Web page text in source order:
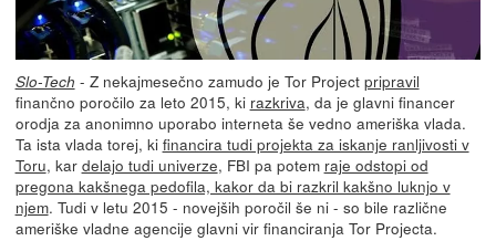
Slo-Tech - Z nekajmesečno zamudo je Tor Project pripravil
finančno poročilo za leto 2015, ki razkriva, da je glavni financer
orodja za anonimno uporabo interneta še vedno ameriška vlada.
Ta ista vlada torej, ki financira tudi projekta za iskanje ranljivosti v
Toru, kar delajo tudi univerze, FBI pa potem raje odstopi od
pregona kakšnega pedofila, kakor da bi razkril kakšno luknjo v
njem. Tudi v letu 2015 - novejših poročil še ni - so bile različne
ameriške vladne agencije glavni vir financiranja Tor Projecta.